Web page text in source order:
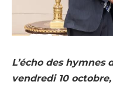
L’écho des hymnes
vendredi 10